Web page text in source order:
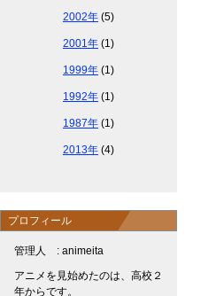
2002年 (5)
2001年 (1)
1999年 (1)
1992年 (1)
1987年 (1)
2013年 (4)
プロフィール
管理人 : animeita
アニメを見始めたのは、高校２
年からです。